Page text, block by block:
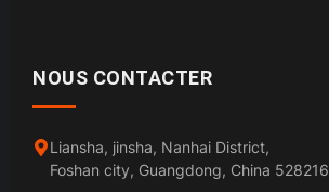
NOUS CONTACTER
Liansha, jinsha, Nanhai District,
Foshan city, Guangdong, China 528216